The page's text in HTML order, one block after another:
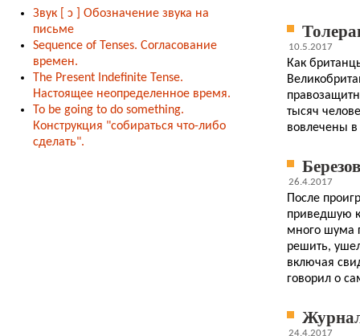
Звук [ ɔ ]
Обозначение звука на
письме
Sequence of Tenses. Согласование
времен.
The Present Indefinite Tense.
Настоящее неопределенное время.
To be going to do something.
Конструкция "собираться что-либо
сделать".
10.5.2017
Как
тысяч
вовлечены
26.4.2017
После
приведшую
много шума
решить,
включая
говорил о
24.4.2017